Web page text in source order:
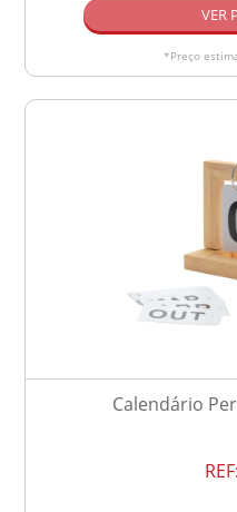
VER
*Preço
Calendário
REF: